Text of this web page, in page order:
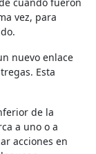
vez, para
nuevo enlace
Esta
de la
a uno o a
acciones en